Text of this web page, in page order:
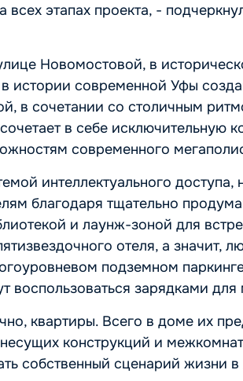
этапах проекта, -
Новомостовой, в
истории современной Уфы
в сочетании со столичным
в себе исключительную
современного
интеллектуального доступа,
благодаря тщательно
и лаунж-зоной для
отеля, а значит,
подземном
воспользоваться зарядками
квартиры. Всего в доме их
конструкций и
собственный сценарий жизни